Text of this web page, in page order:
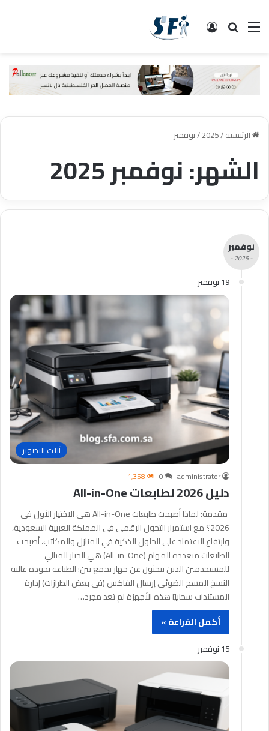
القائمة البحث تسجيل الدخول
الرئيسية/
2025
/نوفمبر
الشهر:نوفمبر 2025
نوفمبر
- 2025 -
19 نوفمبر
آلات التصوير
administrator
0 1٬358
دليل 2026 لطابعات All-in-One
مقدمة: لماذا أصبحت طابعات All-in-One هي الاختيار الأول في
2026؟ مع استمرار التحول الرقمي في المملكة العربية السعودية،
وارتفاع الاعتماد على الحلول الذكية في المنازل والمكاتب، أصبحت
الطابعات متعددة المهام (All-in-One) هي الخيار المثالي
للمستخدمين الذين يبحثون عن جهاز يجمع بين: الطباعة بجودة عالية
النسخ المسح الضوئي إرسال الفاكس (في بعض الطرازات) إدارة
المستندات سحابيًا هذه الأجهزة لم تعد مجرد…
أكمل القراءة »
15 نوفمبر